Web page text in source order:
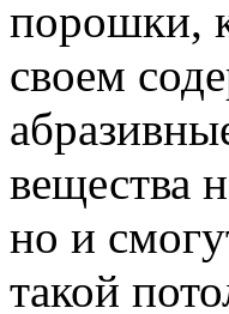
порошки,
своем
вещества
но и
такой